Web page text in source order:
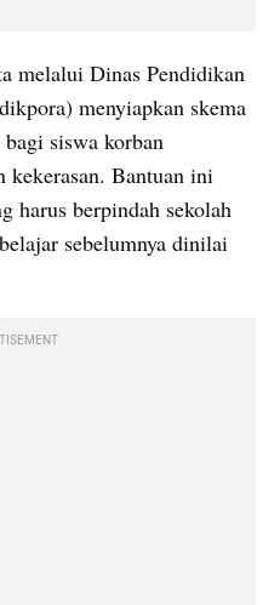
melalui Dinas Pendidikan
menyiapkan skema
siswa korban
kekerasan. Bantuan ini
harus berpindah sekolah
sebelumnya dinilai